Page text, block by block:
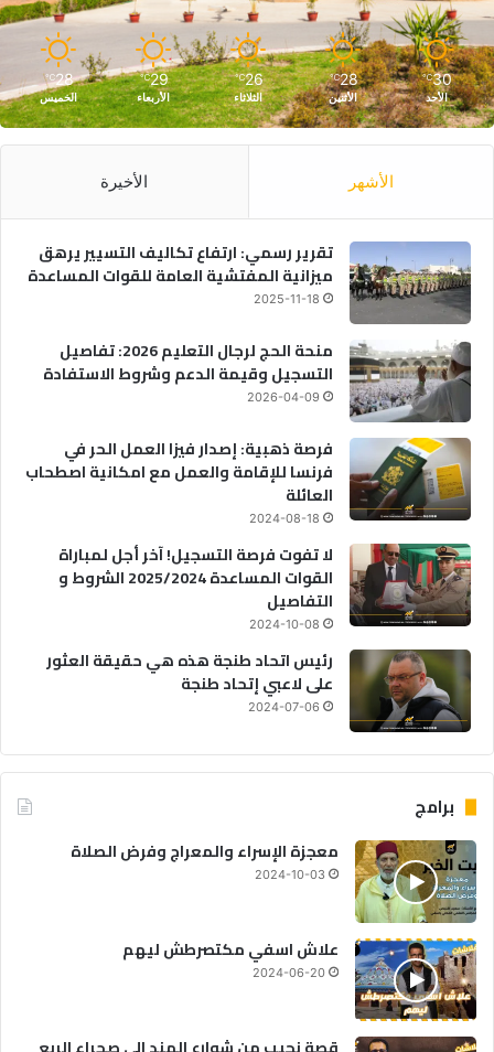
30
℃
الأحد
28
℃
الأثنين
26
℃
الثلاثاء
29
℃
الأربعاء
28
℃
الخميس
الأشهر الأخيرة
تقرير رسمي: ارتفاع تكاليف التسيير يرهق
ميزانية المفتشية العامة للقوات المساعدة
2025-11-18
منحة الحج لرجال التعليم 2026: تفاصيل
التسجيل وقيمة الدعم وشروط الاستفادة
2026-04-09
فرصة ذهبية: إصدار فيزا العمل الحر في
فرنسا للإقامة والعمل مع امكانية اصطحاب
العائلة
2024-08-18
لا تفوت فرصة التسجيل! آخر أجل لمباراة
القوات المساعدة 2025/2024 الشروط و
التفاصيل
2024-10-08
رئيس اتحاد طنجة هذه هي حقيقة العثور
على لاعبي إتحاد طنجة
2024-07-06
برامج
معجزة الإسراء والمعراج وفرض الصلاة
2024-10-03
علاش اسفي مكتصرطش ليهم
2024-06-20